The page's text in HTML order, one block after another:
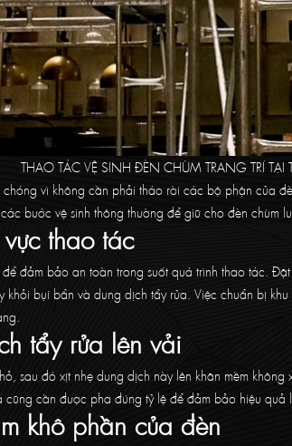
THAO TÁC VỆ SINH ĐÈN CHÙM TRANG TRÍ TẠI
vì không cần phải tháo rời các bộ phận của
bước vệ sinh thông thường để giữ cho đèn chùm
thao tác
đảm bảo an toàn trong suốt quá trình thao tác.
khỏi bụi bẩn và dung dịch tẩy rửa. Việc chuẩn bị
tẩy rửa lên vải
sau đó xịt nhẹ dung dịch này lên khăn mềm
cần được pha đúng tỷ lệ để đảm bảo hiệu quả
khô phần của đèn